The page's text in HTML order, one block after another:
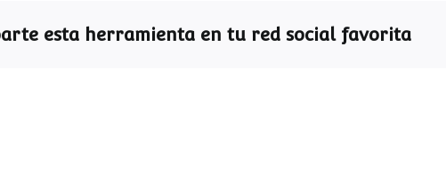
esta herramienta en tu red social favorita